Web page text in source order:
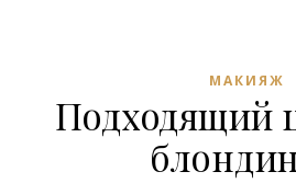
МАКИЯЖ
Подходящий